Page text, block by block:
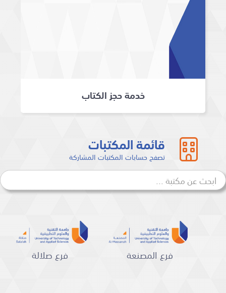
خدمة حجز الكتاب
قائمة المكتبات
تصفح حسابات المكتبات المشاركة
فرع صلالة فرع المصنعة